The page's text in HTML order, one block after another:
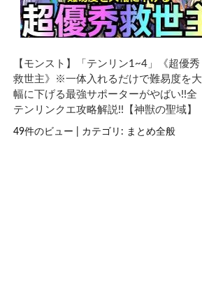
【モンスト】「テンリン1~4」《超優秀
救世主》※一体入れるだけで難易度を大
幅に下げる最強サポーターがやばい!!全
テンリンクエ攻略解説!!【神獣の聖域】
49件のビュー カテゴリ: まとめ全般